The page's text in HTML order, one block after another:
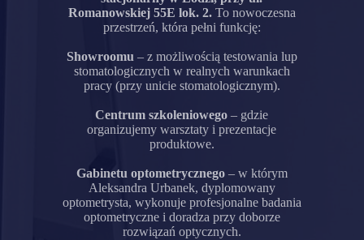
Romanowskiej 55E lok. 2.To nowoczesna
przestrzeń, która pełni funkcję:
Showroomu – z możliwością testowania lup
stomatologicznych w realnych warunkach
pracy (przy unicie stomatologicznym).
Centrum szkoleniowego– gdzie
organizujemy warsztaty i prezentacje
produktowe.
Gabinetu optometrycznego – w którym
Aleksandra Urbanek, dyplomowany
optometrysta, wykonuje profesjonalne badania
optometryczne i doradza przy doborze
rozwiązań optycznych.